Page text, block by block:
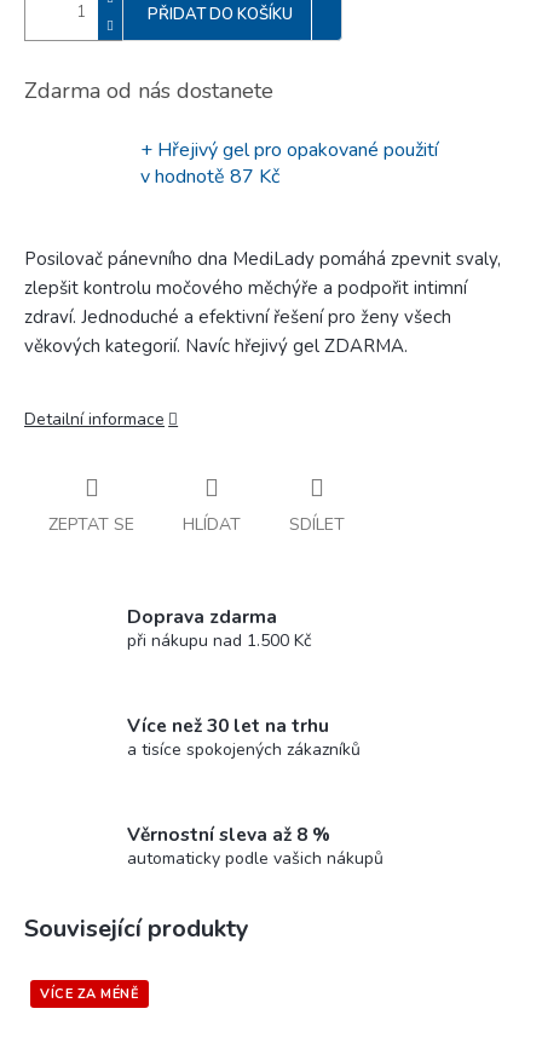
PŘIDAT DO KOŠÍKU
Zdarma od nás dostanete
+ Hřejivý gel pro opakované použití
v hodnotě 87 Kč
Posilovač pánevního dna MediLady pomáhá zpevnit svaly,
zlepšit kontrolu močového měchýře a podpořit intimní
zdraví. Jednoduché a efektivní řešení pro ženy všech
věkových kategorií. Navíc hřejivý gel ZDARMA.
Detailní informace
ZEPTAT SE HLÍDAT SDÍLET
Doprava zdarma
při nákupu nad 1.500 Kč
Více než 30 let na trhu
a tisíce spokojených zákazníků
Věrnostní sleva až 8 %
automaticky podle vašich nákupů
Související produkty
VÍCE ZA MÉNĚ